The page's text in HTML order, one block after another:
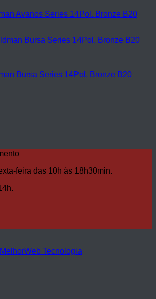
Avanos Series 14Pol. Bronze B20
Bursa Series 14Pol. Bronze B20
feira das 10h às 18h30min.
Tecnologia